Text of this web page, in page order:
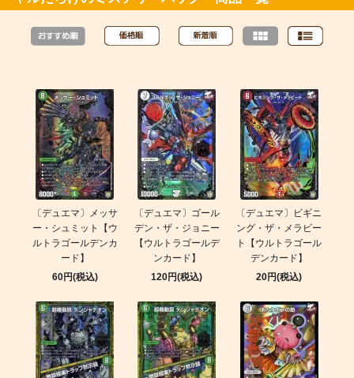
〔デュエマ〕メッサ
ー・シュミット【ウ
ルトラゴールデンカ
ード】
60円(税込)
〔デュエマ〕ゴール
デン・ザ・ジョニー
【ウルトラゴールデ
ンカード】
120円(税込)
〔デュエマ〕ビギニ
ング・ザ・メラビー
ト【ウルトラゴール
デンカード】
20円(税込)